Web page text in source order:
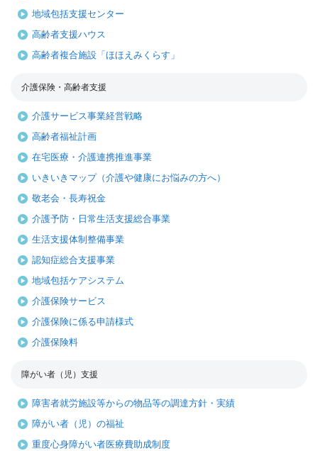
地域包括支援センター
高齢者支援ハウス
高齢者複合施設「ほほえみくらす」
介護保険・高齢者支援
介護サービス事業経営戦略
高齢者福祉計画
在宅医療・介護連携推進事業
いきいきマップ（介護や健康にお悩みの方へ）
敬老会・長寿祝金
介護予防・日常生活支援総合事業
生活支援体制整備事業
認知症総合支援事業
地域包括ケアシステム
介護保険サービス
介護保険に係る申請様式
介護保険料
障がい者（児）支援
障害者就労施設等からの物品等の調達方針・実績
障がい者（児）の福祉
重度心身障がい者医療費助成制度